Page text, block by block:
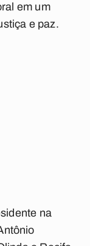
em um
e paz.
na